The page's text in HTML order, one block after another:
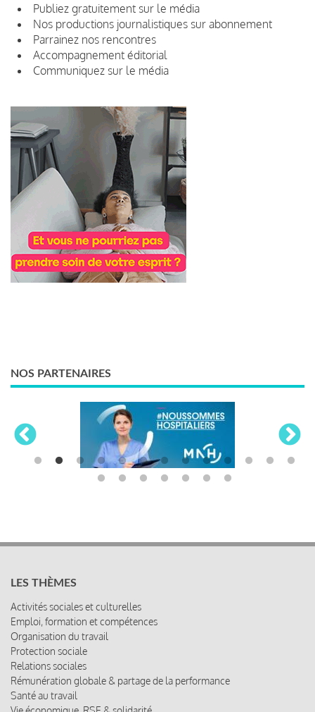
Publiez gratuitement sur le média
Nos productions journalistiques sur abonnement
Parrainez nos rencontres
Accompagnement éditorial
Communiquez sur le média
NOS PARTENAIRES
LES THÈMES
Activités sociales et culturelles
Emploi, formation et compétences
Organisation du travail
Protection sociale
Relations sociales
Rémunération globale & partage de la performance
Santé au travail